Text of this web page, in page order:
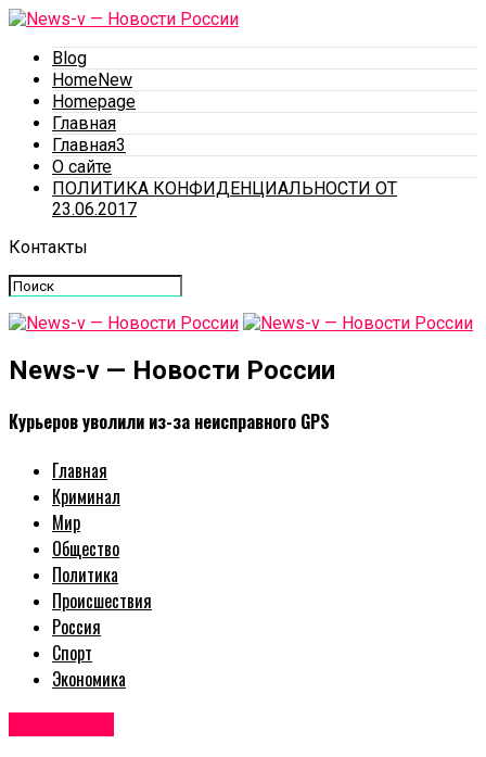
Blog
HomeNew
Homepage
Главная
Главная3
О сайте
ПОЛИТИКА КОНФИДЕНЦИАЛЬНОСТИ ОТ
23.06.2017
Контакты
News-v — Новости России
Курьеров уволили из-за неисправного GPS
Главная
Криминал
Мир
Общество
Политика
Происшествия
Россия
Спорт
Экономика